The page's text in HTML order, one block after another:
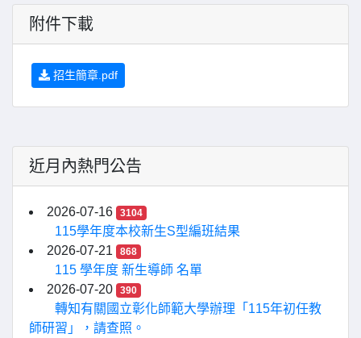
附件下載
招生簡章.pdf
近月內熱門公告
2026-07-16 3104
115學年度本校新生S型編班結果
2026-07-21
868
115 學年度 新生導師 名單
2026-07-20
390
轉知有關國立彰化師範大學辦理「115年初任教
師研習」，請查照。